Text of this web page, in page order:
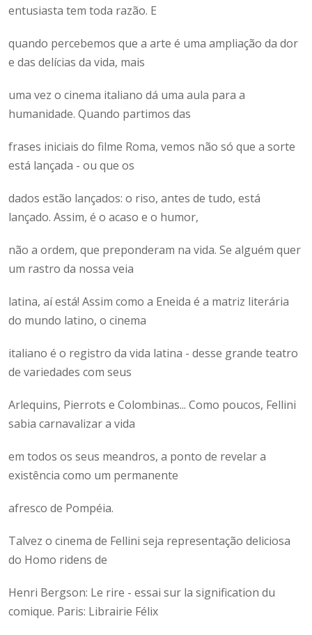
entusiasta tem toda razão. E
quando percebemos que a arte é uma ampliação da dor
e das delícias da vida, mais
uma vez o cinema italiano dá uma aula para a
humanidade. Quando partimos das
frases iniciais do filme Roma, vemos não só que a sorte
está lançada - ou que os
dados estão lançados: o riso, antes de tudo, está
lançado. Assim, é o acaso e o humor,
não a ordem, que preponderam na vida. Se alguém quer
um rastro da nossa veia
latina, aí está! Assim como a Eneida é a matriz literária
do mundo latino, o cinema
italiano é o registro da vida latina - desse grande teatro
de variedades com seus
Arlequins, Pierrots e Colombinas... Como poucos, Fellini
sabia carnavalizar a vida
em todos os seus meandros, a ponto de revelar a
existência como um permanente
afresco de Pompéia.
Talvez o cinema de Fellini seja representação deliciosa
do Homo ridens de
Henri Bergson: Le rire - essai sur la signification du
comique. Paris: Librairie Félix